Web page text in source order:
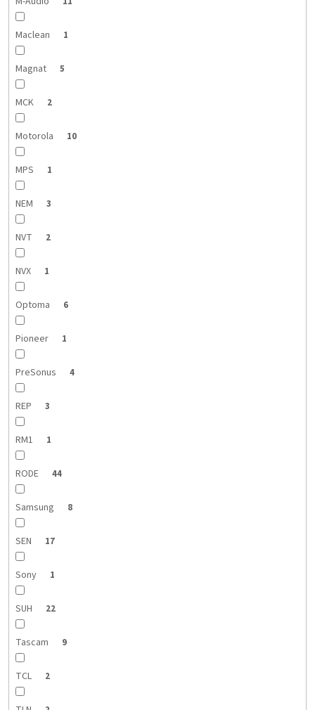
Maclean 1
Magnat 5
MCK 2
Motorola 10
MPS 1
NEM 3
NVT 2
NVX 1
Optoma 6
Pioneer 1
PreSonus 4
REP 3
RM1 1
RODE 44
Samsung 8
SEN 17
Sony 1
SUH 22
Tascam 9
TCL 2